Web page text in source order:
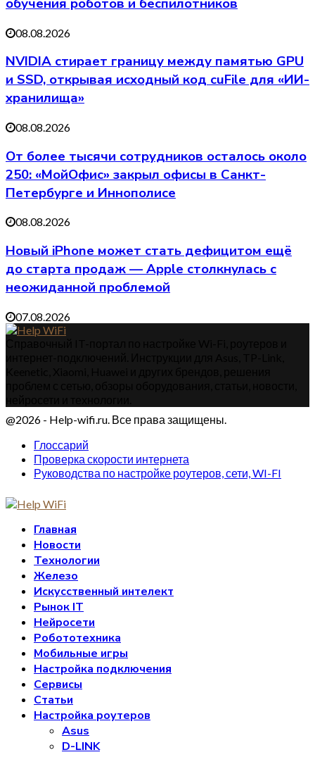
08.08.2026
NVIDIA стирает границу между памятью GPU
и SSD, открывая исходный код cuFile для «ИИ-
хранилища»
08.08.2026
От более тысячи сотрудников осталось около
250: «МойОфис» закрыл офисы в Санкт-
Петербурге и Иннополисе
08.08.2026
Новый iPhone может стать дефицитом ещё
до старта продаж — Apple столкнулась с
неожиданной проблемой
07.08.2026
@2026 - Help-wifi.ru. Все права защищены.
Глоссарий
Проверка скорости интернета
Руководства по настройке роутеров, сети, WI-FI
Главная
Новости
Технологии
Железо
Искусственный интелект
Рынок IT
Нейросети
Робототехника
Мобильные игры
Настройка подключения
Сервисы
Статьи
Настройка роутеров
Asus
D-LINK